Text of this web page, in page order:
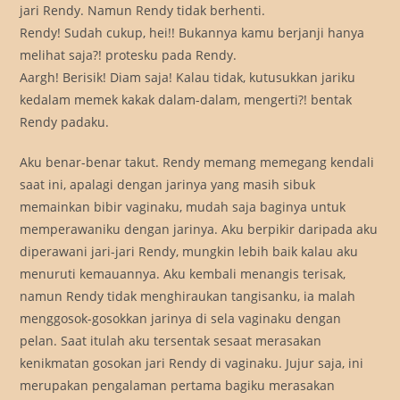
jari Rendy. Namun Rendy tidak berhenti.
Rendy! Sudah cukup, hei!! Bukannya kamu berjanji hanya
melihat saja?! protesku pada Rendy.
Aargh! Berisik! Diam saja! Kalau tidak, kutusukkan jariku
kedalam memek kakak dalam-dalam, mengerti?! bentak
Rendy padaku.
Aku benar-benar takut. Rendy memang memegang kendali
saat ini, apalagi dengan jarinya yang masih sibuk
memainkan bibir vaginaku, mudah saja baginya untuk
memperawaniku dengan jarinya. Aku berpikir daripada aku
diperawani jari-jari Rendy, mungkin lebih baik kalau aku
menuruti kemauannya. Aku kembali menangis terisak,
namun Rendy tidak menghiraukan tangisanku, ia malah
menggosok-gosokkan jarinya di sela vaginaku dengan
pelan. Saat itulah aku tersentak sesaat merasakan
kenikmatan gosokan jari Rendy di vaginaku. Jujur saja, ini
merupakan pengalaman pertama bagiku merasakan